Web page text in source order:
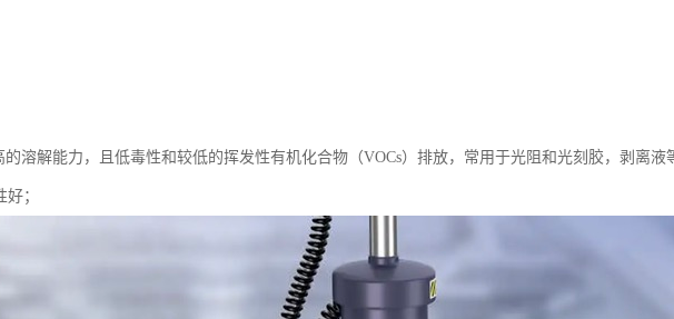
的溶解能力，且低毒性和较低的挥发性有机化合物（VOCs）排放，常用于光阻和光刻胶，剥离液
；